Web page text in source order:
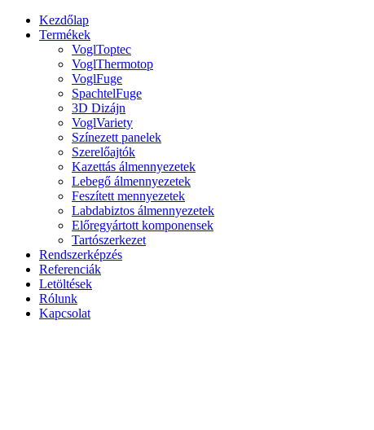
Kezdőlap
Termékek
VoglToptec
VoglThermotop
VoglFuge
SpachtelFuge
3D Dizájn
VoglVariety
Színezett panelek
Szerelőajtók
Kazettás álmennyezetek
Lebegő álmennyezetek
Feszített mennyezetek
Labdabiztos álmennyezetek
Előregyártott komponensek
Tartószerkezet
Rendszerképzés
Referenciák
Letöltések
Rólunk
Kapcsolat